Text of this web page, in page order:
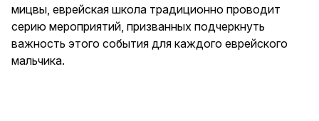
мицвы, еврейская школа традиционно проводит
серию мероприятий, призванных подчеркнуть
важность этого события для каждого еврейского
мальчика.